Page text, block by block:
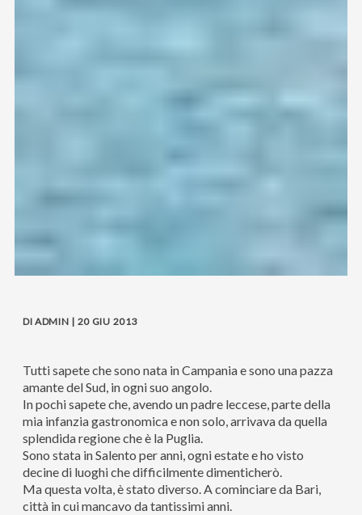
DI ADMIN | 20 GIU 2013
Tutti sapete che sono nata in Campania e sono una pazza
amante del Sud, in ogni suo angolo.
In pochi sapete che, avendo un padre leccese, parte della
mia infanzia gastronomica e non solo, arrivava da quella
splendida regione che è la Puglia.
Sono stata in Salento per anni, ogni estate e ho visto
decine di luoghi che difficilmente dimenticherò.
Ma questa volta, è stato diverso. A cominciare da Bari,
città in cui mancavo da tantissimi anni.